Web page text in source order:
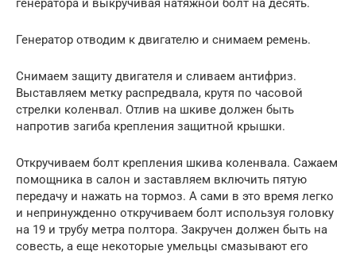
генератора и выкручивая натяжной болт на десять.
Генератор отводим к двигателю и снимаем ремень.
Снимаем защиту двигателя и сливаем антифриз.
Выставляем метку распредвала, крутя по часовой
стрелки коленвал. Отлив на шкиве должен быть
напротив загиба крепления защитной крышки.
Откручиваем болт крепления шкива коленвала. Сажаем
помощника в салон и заставляем включить пятую
передачу и нажать на тормоз. А сами в это время легко
и непринужденно откручиваем болт используя головку
на 19 и трубу метра полтора. Закручен должен быть на
совесть, а еще некоторые умельцы смазывают его